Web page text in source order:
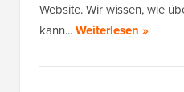
Website. Wir wissen, wie
kann...Weiterlesen »